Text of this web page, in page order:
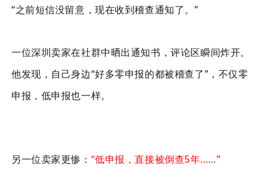
“之前短信没留意，现在收到稽查通知了。”
一位深圳卖家在社群中晒出通知书，评论区瞬间炸开。
他发现，自己身边“好多零申报的都被稽查了”，不仅零
申报，低申报也一样。
另一位卖家更惨： “低申报，直接被倒查5年……”